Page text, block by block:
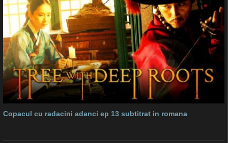
Copacul cu radacini adanci ep 13 subtitrat in romana